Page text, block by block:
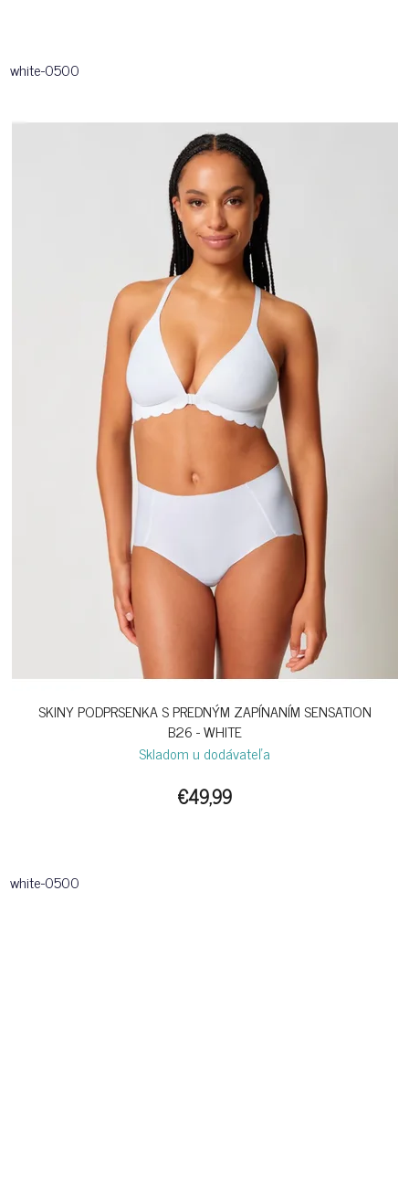
white-0500
SKINY PODPRSENKA S PREDNÝM ZAPÍNANÍM SENSATION
B26 - WHITE
Skladom u dodávateľa
€49,99
white-0500